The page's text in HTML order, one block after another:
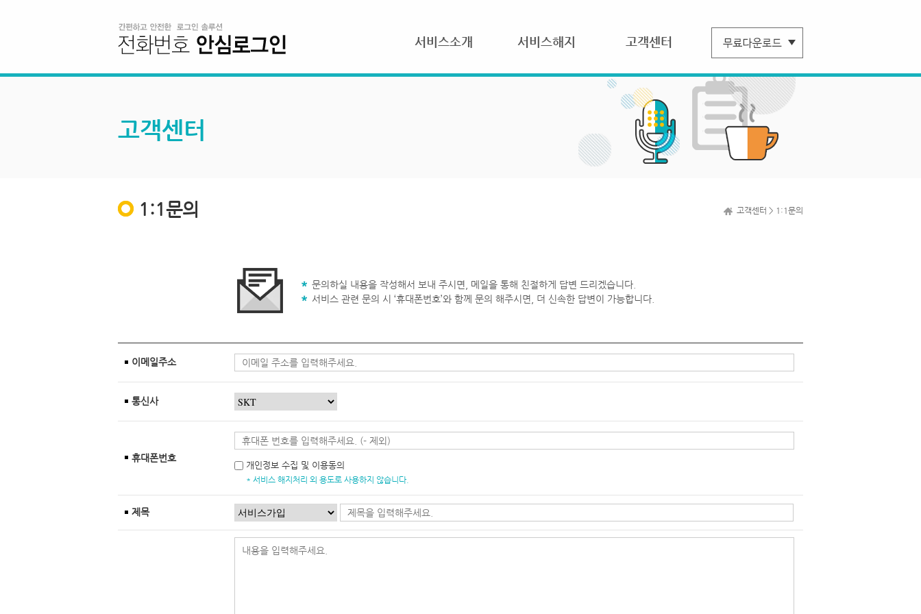
서비스소개 서비스해지 고객센터
고객센터
1:1문의 고객센터 > 1:1문의
문의하실 내용을 작성해서 보내 주시면, 메일을 통해 친절하게 답변 드리겠습니다.
서비스 관련 문의 시 ‘휴대폰번호’와 함께 문의 해주시면, 더 신속한 답변이 가능합니다.
이메일주소
통신사
휴대폰번호
개인정보 수집 및 이용동의
* 서비스 해지처리 외 용도로 사용하지 않습니다.
제목